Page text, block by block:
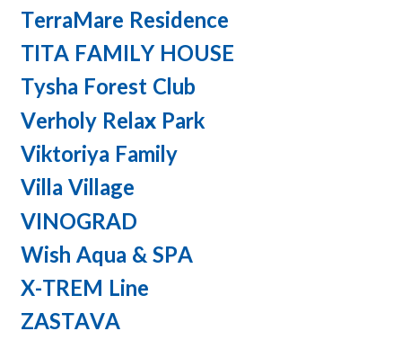
TerraMare Residence
TITA FAMILY HOUSE
Tysha Forest Club
Verholy Relax Park
Viktoriya Family
Villa Village
VINOGRAD
Wish Aqua & SPA
X-TREM Line
ZASTAVA